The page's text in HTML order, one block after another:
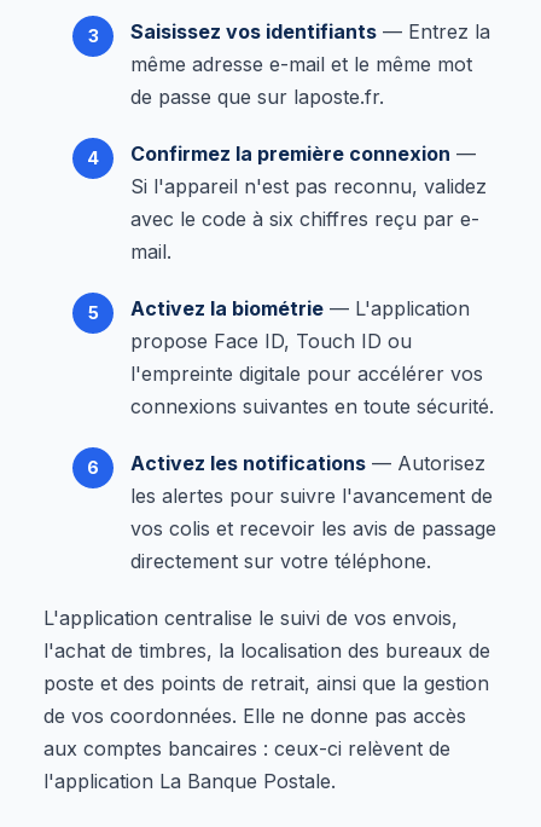
Saisissez vos identifiants — Entrez la
même adresse e-mail et le même mot
de passe que sur laposte.fr.
Confirmez la première connexion —
Si l'appareil n'est pas reconnu, validez
avec le code à six chiffres reçu par e-
mail.
Activez la biométrie — L'application
propose Face ID, Touch ID ou
l'empreinte digitale pour accélérer vos
connexions suivantes en toute sécurité.
Activez les notifications — Autorisez
les alertes pour suivre l'avancement de
vos colis et recevoir les avis de passage
directement sur votre téléphone.
L'application centralise le suivi de vos envois,
l'achat de timbres, la localisation des bureaux de
poste et des points de retrait, ainsi que la gestion
de vos coordonnées. Elle ne donne pas accès
aux comptes bancaires : ceux-ci relèvent de
l'application La Banque Postale.